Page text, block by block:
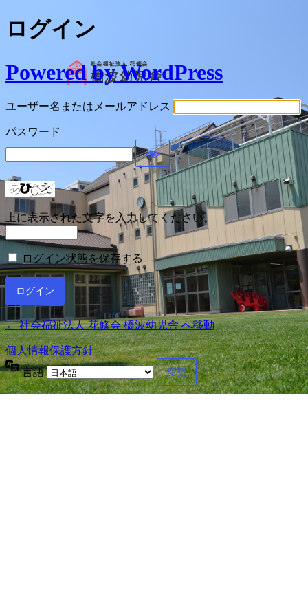
ログイン
Powered by WordPress
ユーザー名またはメールアドレス
パスワード
上に表示された文字を入力してください。
ログイン状態を保存する
← 社会福祉法人 花修会 橋波幼児舎 へ移動
個人情報保護方針
言語